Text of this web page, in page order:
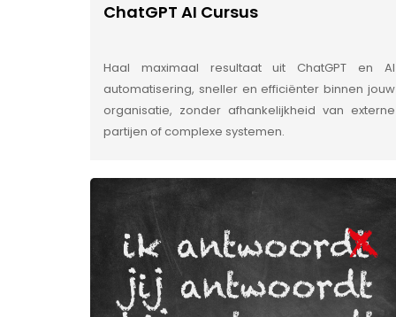
ChatGPT AI Cursus
Haal maximaal resultaat uit ChatGPT en AI
automatisering, sneller en efficiënter binnen jouw
organisatie, zonder afhankelijkheid van externe
partijen of complexe systemen.